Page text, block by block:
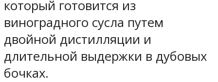
который готовится из
виноградного сусла путем
двойной дистилляции и
длительной выдержки в дубовых
бочках.